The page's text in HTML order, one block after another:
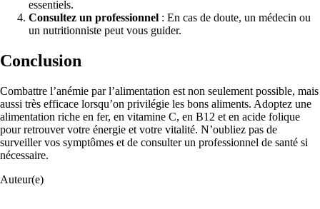
essentiels.
Consultez un professionnel : En cas de doute, un médecin ou
un nutritionniste peut vous guider.
Conclusion
Combattre l’anémie par l’alimentation est non seulement possible, mais
aussi très efficace lorsqu’on privilégie les bons aliments. Adoptez une
alimentation riche en fer, en vitamine C, en B12 et en acide folique
pour retrouver votre énergie et votre vitalité. N’oubliez pas de
surveiller vos symptômes et de consulter un professionnel de santé si
nécessaire.
Auteur(e)